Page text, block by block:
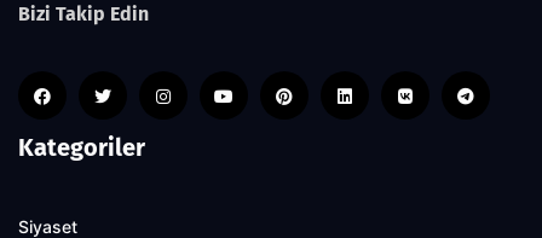
Bizi Takip Edin
Kategoriler
Siyaset